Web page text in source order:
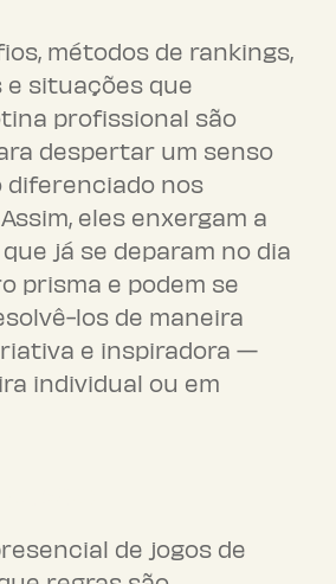
métodos de rankings,
e situações que
profissional são
despertar um senso
diferenciado nos
eles enxergam a
já se deparam no dia
prisma e podem se
los de maneira
e inspiradora —
individual ou em
de jogos de